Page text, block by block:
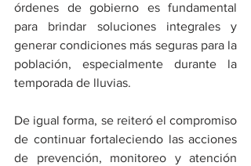
órdenes de gobierno es fundamental
para brindar soluciones integrales y
generar condiciones más seguras para la
población, especialmente durante la
temporada de lluvias.
De igual forma, se reiteró el compromiso
de continuar fortaleciendo las acciones
de prevención, monitoreo y atención